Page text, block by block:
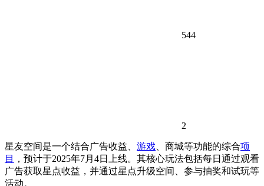
544
2
星友空间是一个结合广告收益、 游戏 、商城等功能的综合项
目
，预计于2025年7月4日上线。其核心玩法包括每日通过观看
广告获取星点收益，并通过星点升级空间、参与抽奖和试玩等
活动。